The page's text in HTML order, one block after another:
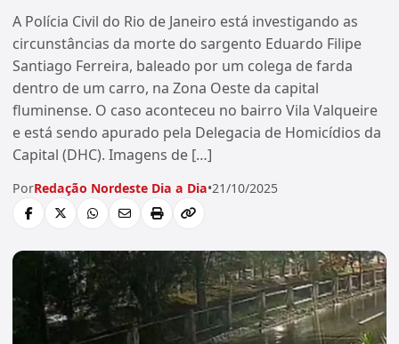
A Polícia Civil do Rio de Janeiro está investigando as
circunstâncias da morte do sargento Eduardo Filipe
Santiago Ferreira, baleado por um colega de farda
dentro de um carro, na Zona Oeste da capital
fluminense. O caso aconteceu no bairro Vila Valqueire
e está sendo apurado pela Delegacia de Homicídios da
Capital (DHC). Imagens de […]
PorRedação Nordeste Dia a Dia•21/10/2025